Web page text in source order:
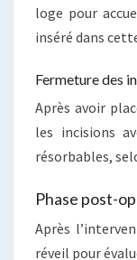
loge pour
inséré dans
Fermeture des
Après avoir
les incisions
résorbables,
Phase post-
Après
réveil pour